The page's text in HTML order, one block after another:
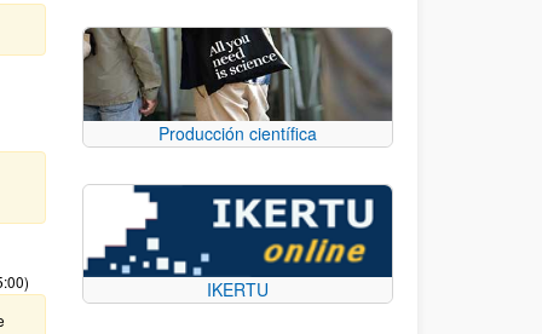
Producción científica
IKERTU